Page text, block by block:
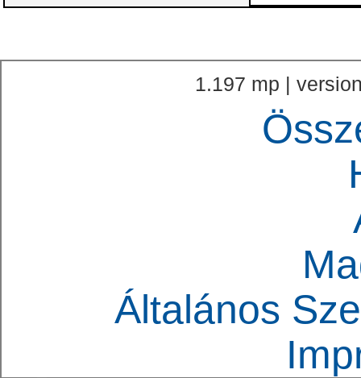
1.197 mp |
Általános